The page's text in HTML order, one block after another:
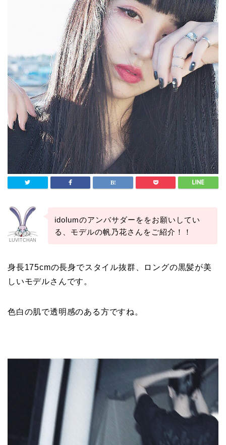
LUVITCHAN
idolumのアンバサダーををお願いしてい
る、モデルの帆乃花さんをご紹介！！
身長175cmの長身でスタイル抜群、ロングの黒髪が美
しいモデルさんです。
色白の肌で透明感のある方ですね。